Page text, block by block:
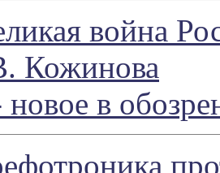
война
Кожинова
новое в